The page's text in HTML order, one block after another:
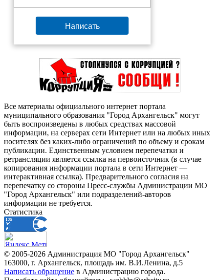
Написать
Все материалы официального интернет портала
муниципального образования "Город Архангельск" могут
быть воспроизведены в любых средствах массовой
информации, на серверах сети Интернет или на любых иных
носителях без каких-либо ограничений по объему и срокам
публикации. Единственным условием перепечатки и
ретрансляции является ссылка на первоисточник (в случае
копирования информации портала в сети Интернет —
интерактивная ссылка). Предварительного согласия на
перепечатку со стороны Пресс-службы Администрации МО
"Город Архангельск" или подразделений-авторов
информации не требуется.
Статистика
© 2005-2026 Администрация МО "Город Архангельск"
163000, г. Архангельск, площадь им. В.И.Ленина, д.5
Написать обращение в Администрацию города.